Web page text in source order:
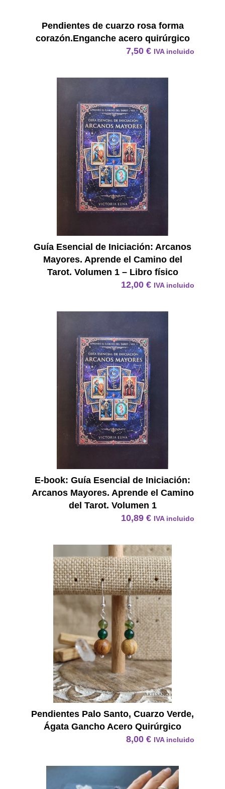
Pendientes de cuarzo rosa forma
corazón.Enganche acero quirúrgico
7,50 € IVA incluido
Guía Esencial de Iniciación: Arcanos
Mayores. Aprende el Camino del
Tarot. Volumen 1 – Libro físico
12,00 € IVA incluido
E-book: Guía Esencial de Iniciación:
Arcanos Mayores. Aprende el Camino
del Tarot. Volumen 1
10,89 € IVA incluido
Pendientes Palo Santo, Cuarzo Verde,
Ágata Gancho Acero Quirúrgico
8,00 € IVA incluido